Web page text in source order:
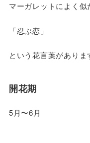
マーガレットによく似
「忍ぶ恋」
という花言葉がありま
開花期
5月〜6月